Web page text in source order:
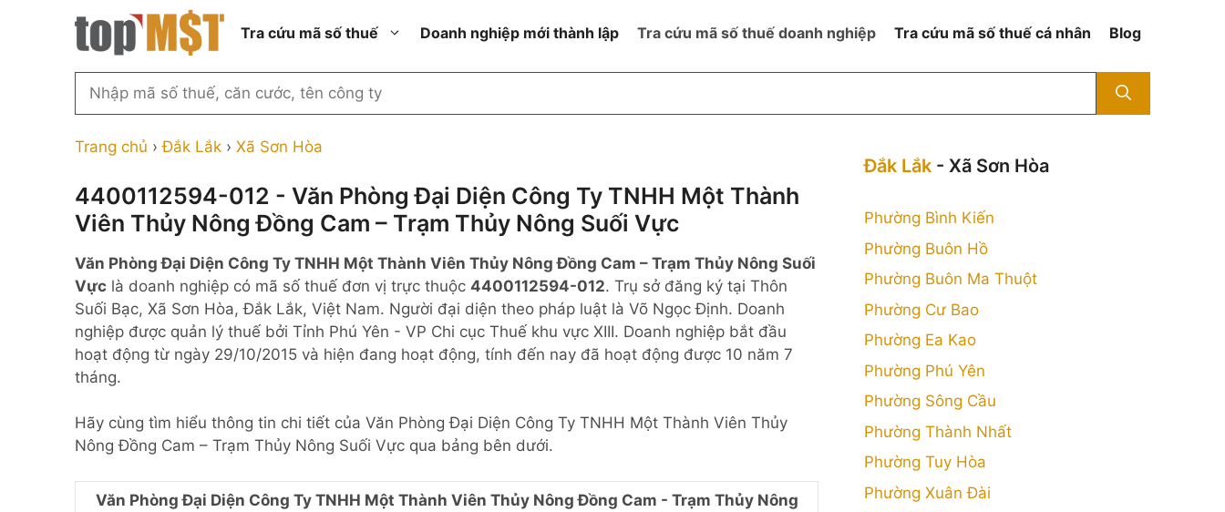
Tra cứu mã số thuế
Thành phố Hồ Chí Minh
Thành phố Hà Nội
Thành phố Đà Nẵng
Thành phố Hải Phòng
Thanh Hóa
Bắc Ninh
Nghệ An
Công ty cổ phần ngoài NN
Công ty hợp doanh
thành viên ngoài NN
Công ty trách nhiệm hữu hạn 2
thành viên trở lên ngoài NN
Công ty trách nhiệm hữu hạn
ngoài NN
Doanh nghiệp 100% vốn đầu tư
nước ngoài
Ngừng hoạt động nhưng chưa
hoàn thành thủ tục đóng MST
Không hoạt động tại địa chỉ đã
đăng ký
Doanh nghiệp mới thành lập Tra cứu mã số thuế doanh nghiệp Tra cứu mã số thuế cá nhân Blog
Tìm
theo
công
ty,
đại
diện
hoặc
mã
số
thuế
Trang chủ ›Đắk Lắk › Xã Sơn Hòa
4400112594-012 - Văn Phòng Đại Diện Công Ty TNHH Một Thành
Viên Thủy Nông Đồng Cam – Trạm Thủy Nông Suối Vực
Văn Phòng Đại Diện Công Ty TNHH Một Thành Viên Thủy Nông Đồng Cam – Trạm Thủy Nông Suối
Vực là doanh nghiệp có mã số thuế đơn vị trực thuộc 4400112594-012. Trụ sở đăng ký tại Thôn
Suối Bạc, Xã Sơn Hòa, Đắk Lắk, Việt Nam. Người đại diện theo pháp luật là Võ Ngọc Định. Doanh
nghiệp được quản lý thuế bởi Tỉnh Phú Yên - VP Chi cục Thuế khu vực XIII. Doanh nghiệp bắt đầu
hoạt động từ ngày 29/10/2015 và hiện đang hoạt động, tính đến nay đã hoạt động được 10 năm 7
tháng.
Hãy cùng tìm hiểu thông tin chi tiết của Văn Phòng Đại Diện Công Ty TNHH Một Thành Viên Thủy
Nông Đồng Cam – Trạm Thủy Nông Suối Vực qua bảng bên dưới.
Văn Phòng Đại Diện Công Ty TNHH Một Thành Viên Thủy Nông Đồng Cam - Trạm Thủy Nông
Đắk Lắk - Xã Sơn Hòa
Phường Bình Kiến
Phường Buôn Hồ
Phường Buôn Ma Thuột
Phường Cư Bao
Phường Ea Kao
Phường Phú Yên
Phường Sông Cầu
Phường Thành Nhất
Phường Tuy Hòa
Phường Xuân Đài